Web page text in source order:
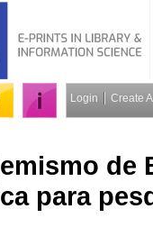
Login Create
de
para